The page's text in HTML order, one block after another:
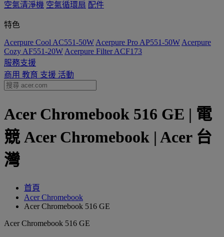
空氣清淨機 空氣循環扇 配件
特色
Acerpure Cool AC551-50W Acerpure Pro AP551-50W Acerpure
Cozy AF551-20W Acerpure Filter ACF173
服務支援
商用 教育 支援 活動
Acer Chromebook 516 GE | 電
競 Acer Chromebook | Acer 台
灣
首頁
Acer Chromebook
Acer Chromebook 516 GE
Acer Chromebook 516 GE